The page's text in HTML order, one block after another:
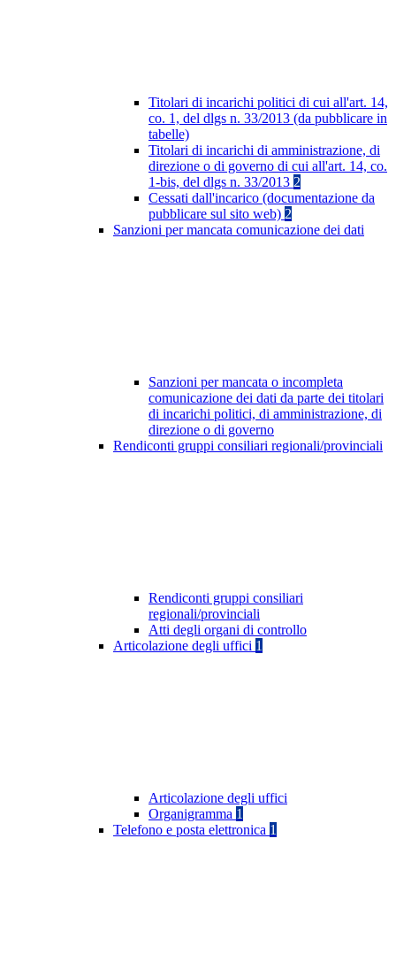
Titolari di incarichi politici di cui all'art. 14,
co. 1, del dlgs n. 33/2013 (da pubblicare in
tabelle)
Titolari di incarichi di amministrazione, di
direzione o di governo di cui all'art. 14, co.
1-bis, del dlgs n. 33/2013 2
Cessati dall'incarico (documentazione da
pubblicare sul sito web) 2
Sanzioni per mancata comunicazione dei dati
Sanzioni per mancata o incompleta
comunicazione dei dati da parte dei titolari
di incarichi politici, di amministrazione, di
direzione o di governo
Rendiconti gruppi consiliari regionali/provinciali
Rendiconti gruppi consiliari
regionali/provinciali
Atti degli organi di controllo
Articolazione degli uffici 1
Articolazione degli uffici
Organigramma 1
Telefono e posta elettronica 1